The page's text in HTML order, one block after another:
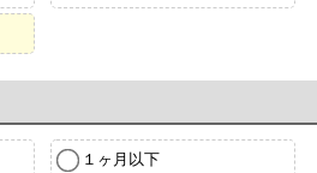
１ヶ月以下